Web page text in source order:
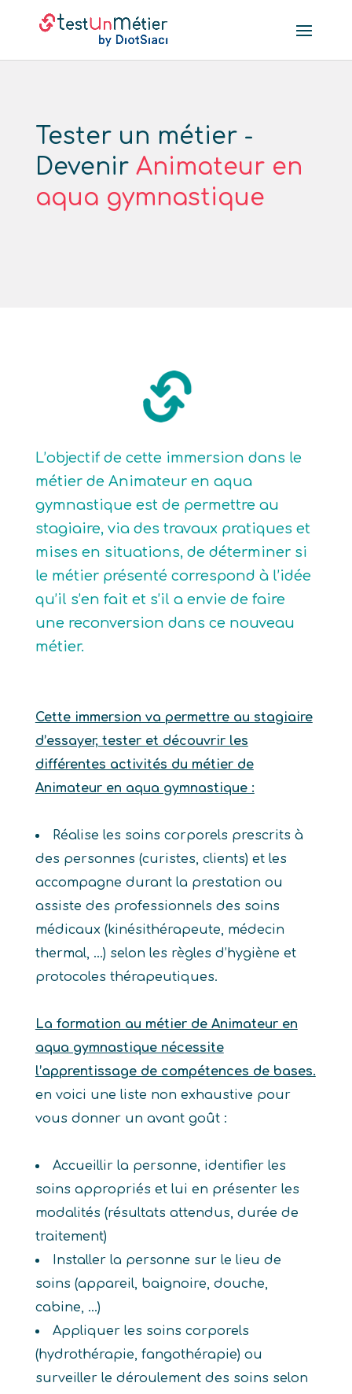
Tester un métier -
Devenir Animateur en
aqua gymnastique
L’objectif de cette immersion dans le
métier de Animateur en aqua
gymnastique est de permettre au
stagiaire, via des travaux pratiques et
mises en situations, de déterminer si
le métier présenté correspond à l’idée
qu’il s’en fait et s’il a envie de faire
une reconversion dans ce nouveau
métier.
Cette immersion va permettre au stagiaire
d’essayer, tester et découvrir les
différentes activités du métier de
Animateur en aqua gymnastique :
Réalise les soins corporels prescrits à
des personnes (curistes, clients) et les
accompagne durant la prestation ou
assiste des professionnels des soins
médicaux (kinésithérapeute, médecin
thermal, …) selon les règles d’hygiène et
protocoles thérapeutiques.
La formation au métier de Animateur en
aqua gymnastique nécessite
l’apprentissage de compétences de bases.
en voici une liste non exhaustive pour
vous donner un avant goût :
Accueillir la personne, identifier les
soins appropriés et lui en présenter les
modalités (résultats attendus, durée de
traitement)
Installer la personne sur le lieu de
soins (appareil, baignoire, douche,
cabine, ...)
Appliquer les soins corporels
(hydrothérapie, fangothérapie) ou
surveiller le déroulement des soins selon